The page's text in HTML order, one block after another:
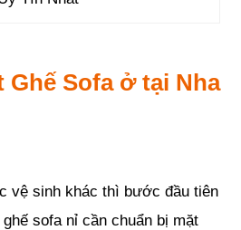
Ghế Sofa ở tại Nha
vệ sinh khác thì bước đầu tiên
sofa nỉ cần chuẩn bị mặt